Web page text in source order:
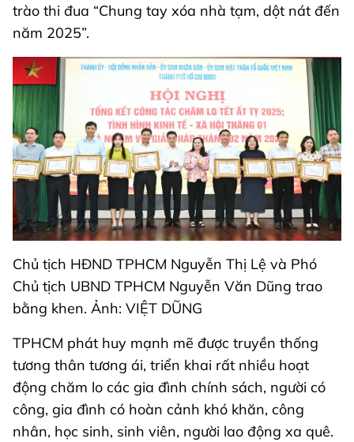
trào thi đua “Chung tay xóa nhà tạm, dột nát đến
năm 2025”.
Chủ tịch HĐND TPHCM Nguyễn Thị Lệ và Phó
Chủ tịch UBND TPHCM Nguyễn Văn Dũng trao
bằng khen. Ảnh: VIỆT DŨNG
TPHCM phát huy mạnh mẽ được truyền thống
tương thân tương ái, triển khai rất nhiều hoạt
động chăm lo các gia đình chính sách, người có
công, gia đình có hoàn cảnh khó khăn, công
nhân, học sinh, sinh viên, người lao động xa quê.